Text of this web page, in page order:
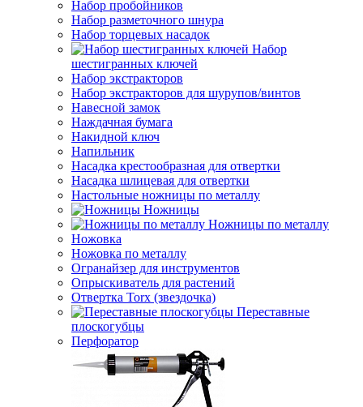
Набор пробойников
Набор разметочного шнура
Набор торцевых насадок
Набор
шестигранных ключей
Набор экстракторов
Набор экстракторов для шурупов/винтов
Навесной замок
Наждачная бумага
Накидной ключ
Напильник
Насадка крестообразная для отвертки
Насадка шлицевая для отвертки
Настольные ножницы по металлу
Ножницы
Ножницы по металлу
Ножовка
Ножовка по металлу
Огранайзер для инструментов
Опрыскиватель для растений
Отвертка Torx (звездочка)
Переставные
плоскогубцы
Перфоратор